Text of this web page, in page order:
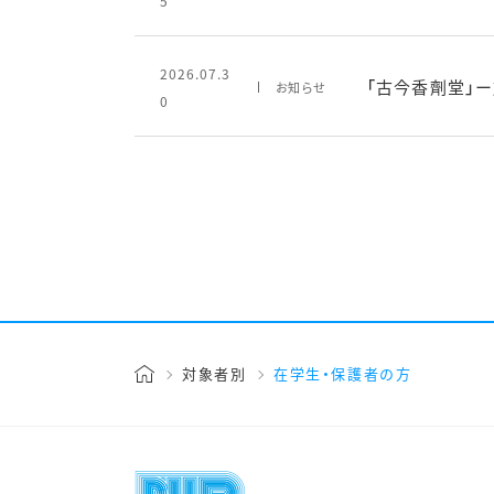
2026.07.3
0
お知らせ 「古今香劑堂」
対象者別 在学生・保護者の方